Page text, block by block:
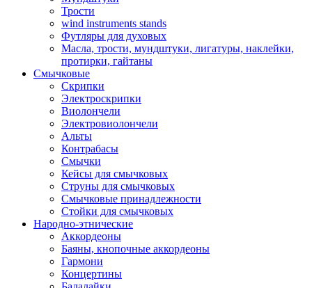
Трости
wind instruments stands
Футляры для духовых
Масла, трости, мундштуки, лигатуры, наклейки,
протирки, гайтаны
Смычковые
Скрипки
Электроскрипки
Виолончели
Электровиолончели
Альты
Контрабасы
Смычки
Кейсы для смычковых
Струны для смычковых
Смычковые принадлежности
Стойки для смычковых
Народно-этнические
Аккордеоны
Баяны, кнопочные аккордеоны
Гармони
Концертины